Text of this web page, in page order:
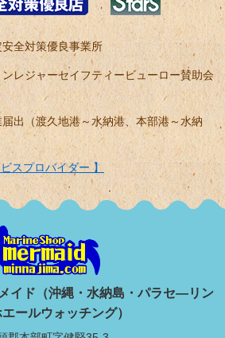
全対策優良事業所
レジャーセイフティービューロー賛助会
出（渡久地港～水納港、本部港～水納
スプロバイダー 】
イド（沖縄・水納島・パラセ―リン
ールウォッチング）